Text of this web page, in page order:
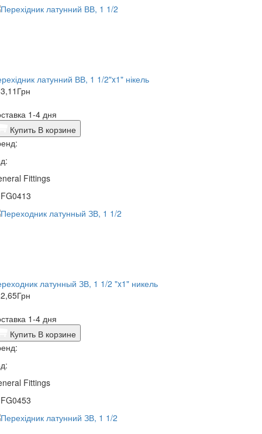
латунний ВВ, 1 1/2"x1" нікель
Грн
1-4 дня
Купить В корзине
Fittings
латунный ЗВ, 1 1/2 "x1" никель
Грн
1-4 дня
Купить В корзине
Fittings